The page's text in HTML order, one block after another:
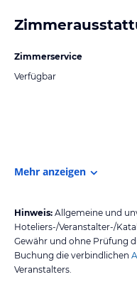
Zimmerservice
Verfügbar
Mehr anzeigen
Hinweis: Allgemeine und
Hoteliers-/Veranstalter-/
Gewähr und ohne Prüfung
Buchung die verbindlichen
Veranstalters.